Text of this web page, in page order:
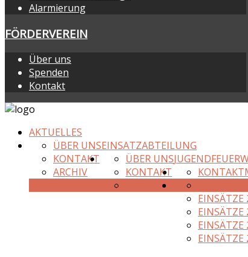
Alarmierung
FÖRDERVEREIN
Über uns
Spenden
Kontakt
AKTUELLES
EINSATZABTEILUNG
ÜBER UNS
KONTAKT
ARCHIV
ÜBER UNS
KONTAKT
KONTAKT
EINSÄTZE
EINSÄTZE
EINSÄTZE
EINSÄTZE